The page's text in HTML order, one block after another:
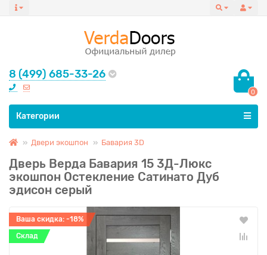
8 (499) 685-33-26
0
Все категории
Категории
Двери экошпон Бавария 3D
Дверь Верда Бавария 15 3Д-Люкс
экошпон Остекление Сатинато Дуб
эдисон серый
Ваша скидка: -18%
Склад